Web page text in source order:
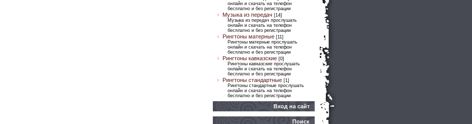
онлайн и скачать на телефон
бесплатно и без регистрации
Музыка из передач [14]
Музыка из передач прослушать
онлайн и скачать на телефон
бесплатно и без регистрации
Рингтоны матерные [11]
Рингтоны матерные прослушать
онлайн и скачать на телефон
бесплатно и без регистрации
Рингтоны кавказские [0]
Рингтоны кавказские прослушать
онлайн и скачать на телефон
бесплатно и без регистрации
Рингтоны стандартные [1]
Рингтоны стандартные прослушать
онлайн и скачать на телефон
бесплатно и без регистрации
Вход на сайт
Поиск